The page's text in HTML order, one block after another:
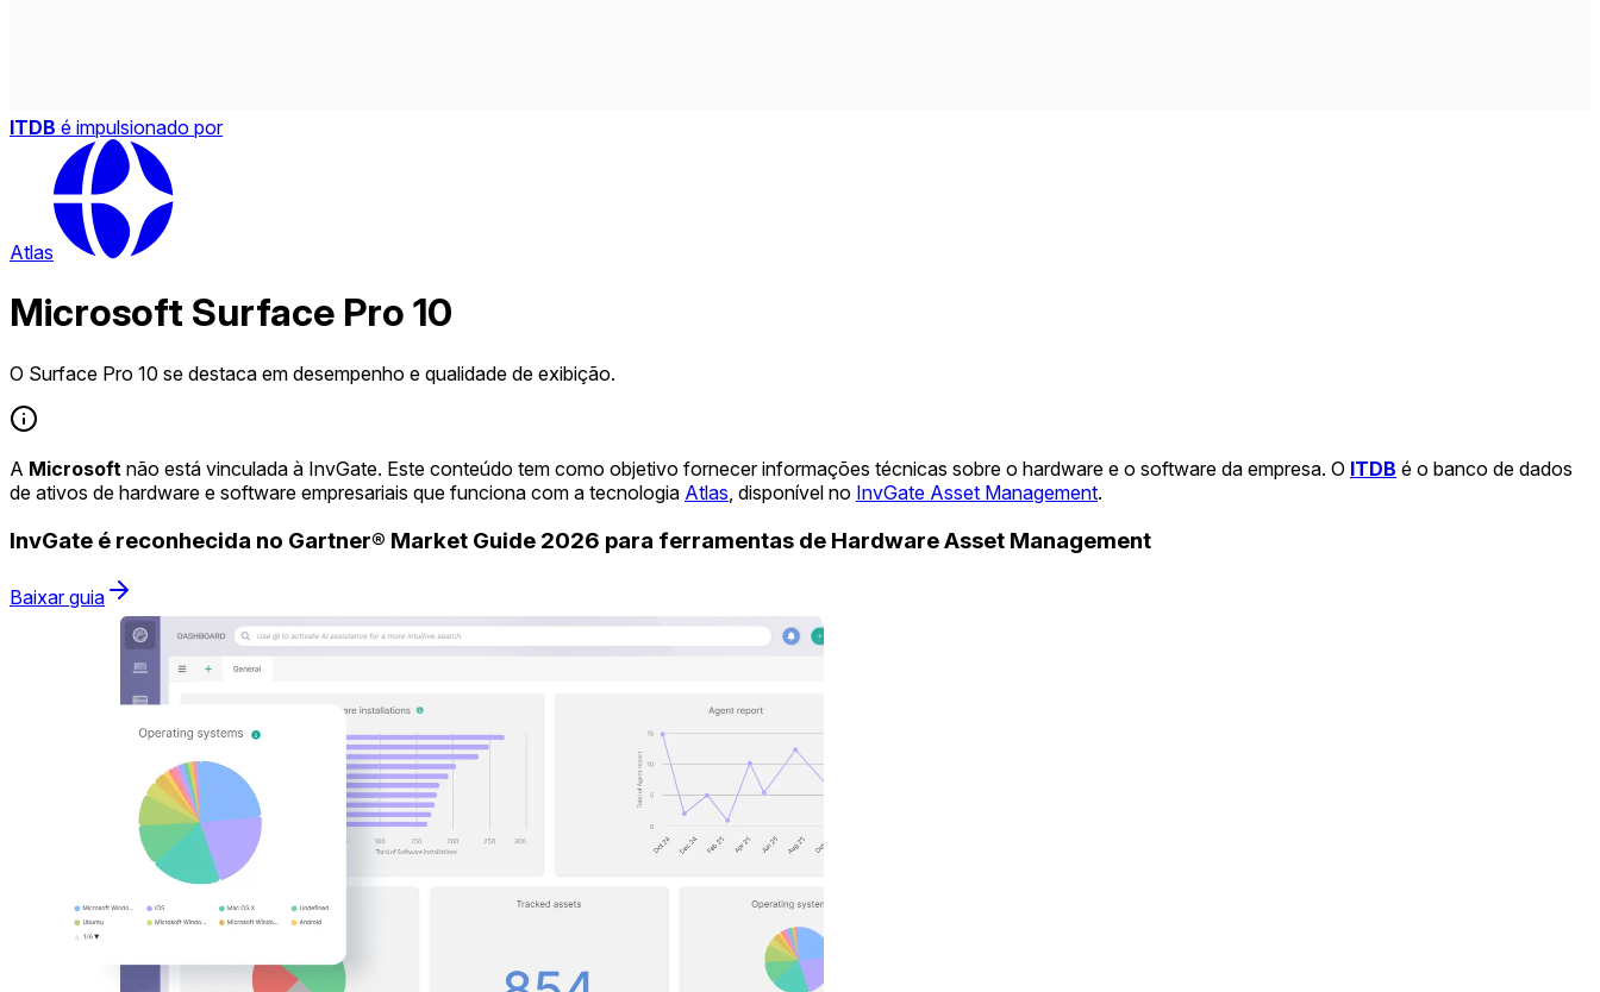
ITDB é impulsionado por
Atlas
Microsoft Surface Pro 10
O Surface Pro 10 se destaca em desempenho e qualidade de exibição.
A Microsoft não está vinculada à InvGate. Este conteúdo tem como objetivo fornecer informações técnicas sobre o hardware e o software da empresa. O ITDB é o banco de dados
de ativos de hardware e software empresariais que funciona com a tecnologia Atlas , disponível no InvGate Asset Management.
InvGate é reconhecida no Gartner® Market Guide 2026 para ferramentas de Hardware Asset Management
Baixar guia